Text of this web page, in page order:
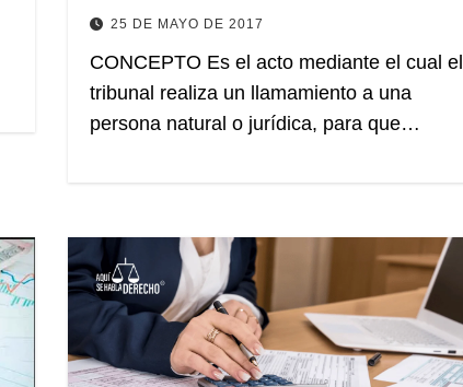
25 DE MAYO DE 2017
CONCEPTO Es el acto mediante el cual el
tribunal realiza un llamamiento a una
persona natural o jurídica, para que…